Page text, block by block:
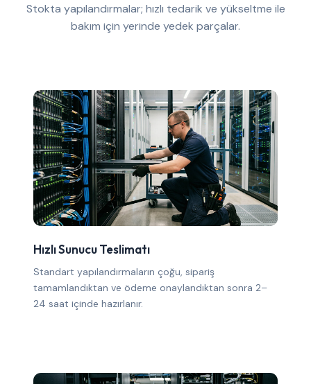
Stokta yapılandırmalar; hızlı tedarik ve yükseltme ile
bakım için yerinde yedek parçalar.
Hızlı Sunucu Teslimatı
Standart yapılandırmaların çoğu, sipariş
tamamlandıktan ve ödeme onaylandıktan sonra 2–
24 saat içinde hazırlanır.